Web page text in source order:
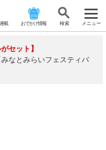
載 おでかけ情報 検 索 メニュー
セット】
なとみらいフェスティバ